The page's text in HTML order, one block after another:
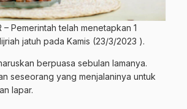
– Pemerintah telah menetapkan 1
jatuh pada Kamis (23/3/2023 ).
berpuasa sebulan lamanya.
seseorang yang menjalaninya untuk
lapar.